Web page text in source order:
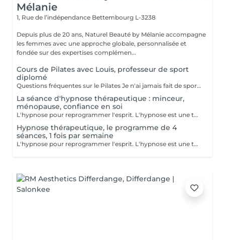
Mélanie
1, Rue de l’indépendance Bettembourg L-3238
Depuis plus de 20 ans, Naturel Beauté by Mélanie accompagne
les femmes avec une approche globale, personnalisée et
fondée sur des expertises complémen...
Cours de Pilates avec Louis, professeur de sport
diplomé
Questions fréquentes sur le Pilates Je n'ai jamais fait de sport, puis-je quand même commencer le Pilates ? Oui, absolument ! Le Pilates est une méthode douce et progressive. Chaque mouvement peut être adapté à votre niveau, que vous soyez débutante ou que vous repreniez après une longue pause. Le Pilates est-il adapté à la ménopause ? Oui, le Pilates est particulièrement recommandé pendant la ménopause. Il aide à préserver la masse musculaire, renforce le plancher pelvien, améliore la posture et soulage les douleurs articulaires. Il contribue aussi à mieux gérer le stress et les variations d'humeur. Est-ce que je vais transpirer ou perdre du poids avec le Pilates ? Le Pilates ne fait pas transpirer comme un cours de cardio, mais il tonifie en profondeur, affine la silhouette, améliore le métabolisme et vous aide à vous sentir plus légère, plus dynamique et plus à l'aise dans votre corps. Combien de personnes par cours ? Maximum 8 personnes. Je tiens à proposer un encadrement personnalisé, dans une ambiance conviviale et bienveillante. Que dois-je apporter pour le cours ? Une tenue confortable, une bouteille d'eau, un tapis et c'est tout ! Le matériel (ballons, élastiques...) est fourni. Témoignage d'une cliente Elles en parlent le mieux "À 52 ans, je cherchais une activité pour me remettre en mouvement sans me blesser. Les cours de Pilates avec Mélanie ont changé ma relation à mon corps. Je me tiens plus droite, j'ai moins mal au dos, et surtout je me sens bien dans ma peau. Merci pour ta douceur et ta bienveillance à chaque séance." Envie d'essayer ? Les cours , d'une durée de 50 minutes,ont lieu au Centre Naturel Beauté by Mélanie avec Louis professeur de sport diplomé Les mardis à 18h Les jeudi à 14h Les samedis à 9h
La séance d'hypnose thérapeutique : minceur,
ménopause, confiance en soi
L'hypnose pour reprogrammer l'esprit. L'hypnose est une technique qui agit sur le subconscient pour : - modifier les comportements alimentaires : manger moins, éviter les grignotages, réduire les compulsons sucrées, ressentir la satiété, etre à l'écoute des signaux envoyer par son corps - renforcer la motivation et la confiance en soi dans votre démarche minceur - diminuer les facteurs émotionnels liés à la prise de poids, comme le stress, l'anxiété, le surmenage, le sentiment d'etre débordée.. En instaurant un nouveau rapport à la nourriture et en travaillant sur les blocages émotionnels, le manque de confiance en soi et de motivation, l'hypnose accompagne pour des résultats durables avec un changements de comportements sains et naturels
Hypnose thérapeutique, le programme de 4
séances, 1 fois par semaine
L'hypnose pour reprogrammer l'esprit. L'hypnose est une technique qui agit sur le subconscient pour : - modifier les comportements alimentaires : manger moins, éviter les grignotages, réduire les compulsons sucrées, ressentir la satiété, etre à l'écoute des signaux envoyer par son corps - renforcer la motivation et la confiance en soi dans votre démarche minceur - diminuer les facteurs émotionnels liés à la prise de poids, comme le stress, l'anxiété, le surmenage, le sentiment d'etre débordée.. En instaurant un nouveau rapport à la nourriture et en travaillant sur les blocages émotionnels, le manque de confiance en soi et de motivation, l'hypnose accompagne pour des résultats durables avec un changements de comportements sains et naturels